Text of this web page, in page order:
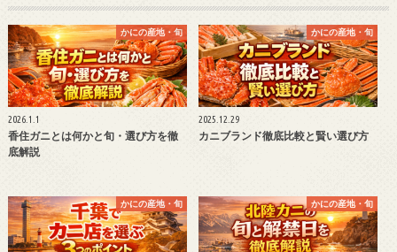
かにの産地・旬
2026.1.1
香住ガニとは何かと旬・選び方を徹
底解説
かにの産地・旬
2025.12.29
カニブランド徹底比較と賢い選び方
かにの産地・旬 かにの産地・旬